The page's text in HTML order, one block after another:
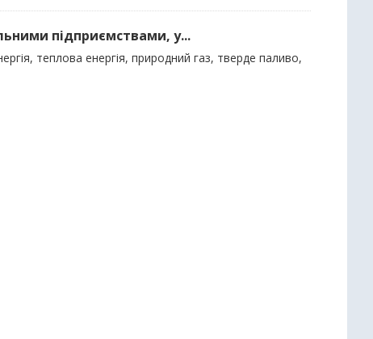
підприємствами, у...
теплова енергія, природний газ, тверде паливо,